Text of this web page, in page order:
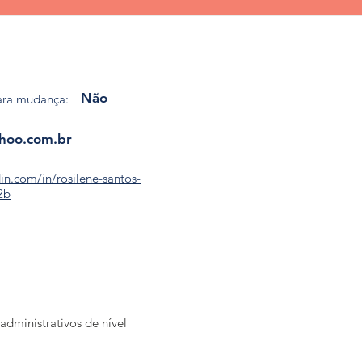
mudança: Não
in/rosilene-santos-
de nível